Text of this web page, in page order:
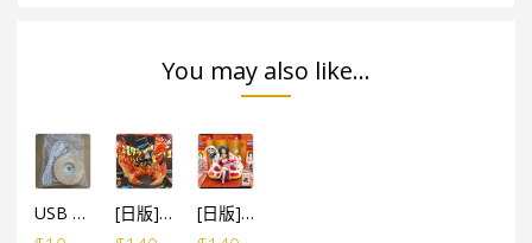
You may also like...
USB LED燈 線1米長 (有開關制) [日版]海賊王 WCF SPECIAL 炎帝 薩波 [日版]海賊王 WCF SPECIAL 蛇姬女帝 巳年